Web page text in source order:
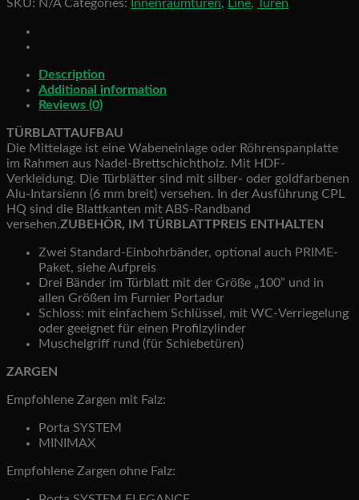
SKU: N/A Categories: Innenraumtüren, Line, Türen
Description
Additional information
Reviews (0)
TÜRBLATTAUFBAU
Die Mittelage ist eine Wabeneinlage oder Röhrenspanplatte
im Rahmen aus Nadel-Brettschichtholz. Mit HDF-
Verkleidung. Die Türblätter sind mit silber- oder goldfarbenen
Alu-Intarsienn (6 mm breit) versehen. In der Ausführung CPL
HQ sind die Blattkanten mit ABS-Randband
versehen.ZUBEHÖR, IM TÜRBLATTPREIS ENTHALTEN
Zwei Standard-Einbohrbänder, optional auch PRIME-
Paket, siehe Aufpreis
Drei Bänder im Türblatt mit der Größe „100” und in
allen Größen im Furnier Portadur
Schloss: mit einfachem Schlüssel, mit WC-Verriegelung
oder geeignet für einen Profilzylinder
Muschelgriff rund (für Schiebetüren)
ZARGEN
Empfohlene Zargen mit Falz:
Porta SYSTEM
MINIMAX
Empfohlene Zargen ohne Falz: